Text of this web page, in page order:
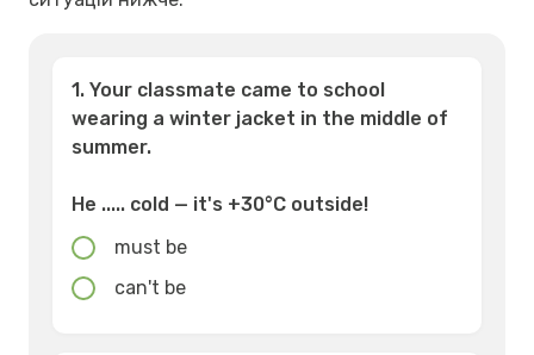
1. Your classmate came to school
wearing a winter jacket in the middle of
summer.
He ..... cold — it's +30°C outside!
must be
can't be